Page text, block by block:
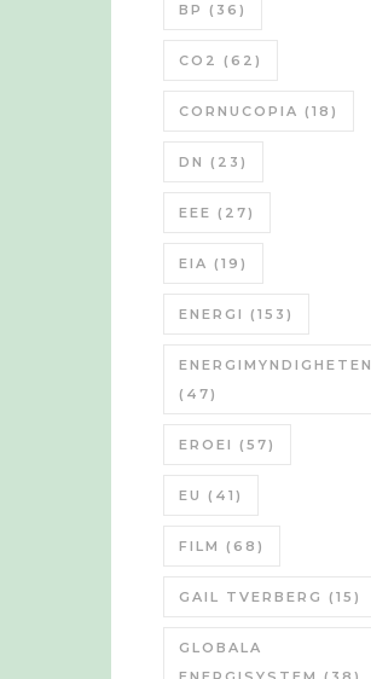
BP (36)
CO2 (62)
CORNUCOPIA (18)
DN (23)
EEE (27)
EIA (19)
ENERGI (153)
ENERGIMYNDIGHETEN
(47)
EROEI (57)
EU (41)
FILM (68)
GAIL TVERBERG (15)
GLOBALA